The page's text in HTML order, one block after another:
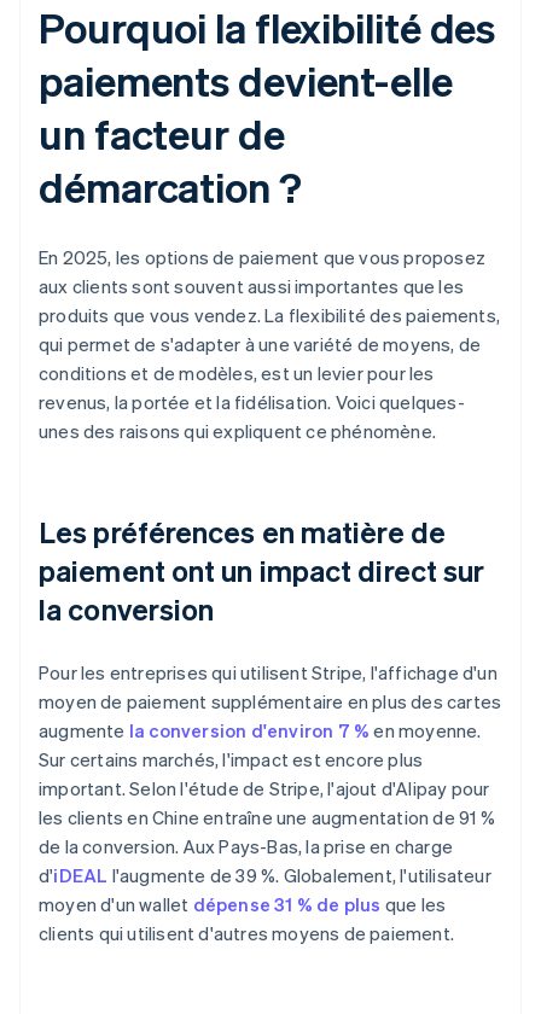
Pourquoi la flexibilité des
paiements devient-elle
un facteur de
démarcation ?
En 2025, les options de paiement que vous proposez
aux clients sont souvent aussi importantes que les
produits que vous vendez. La flexibilité des paiements,
qui permet de s'adapter à une variété de moyens, de
conditions et de modèles, est un levier pour les
revenus, la portée et la fidélisation. Voici quelques-
unes des raisons qui expliquent ce phénomène.
Les préférences en matière de
paiement ont un impact direct sur
la conversion
Pour les entreprises qui utilisent Stripe, l'affichage d'un
moyen de paiement supplémentaire en plus des cartes
augmente la conversion d'environ 7 % en moyenne.
Sur certains marchés, l'impact est encore plus
important. Selon l'étude de Stripe, l'ajout d'Alipay pour
les clients en Chine entraîne une augmentation de 91 %
de la conversion. Aux Pays-Bas, la prise en charge
d'iDEAL l'augmente de 39 %. Globalement, l'utilisateur
moyen d'un wallet dépense 31 % de plus que les
clients qui utilisent d'autres moyens de paiement.